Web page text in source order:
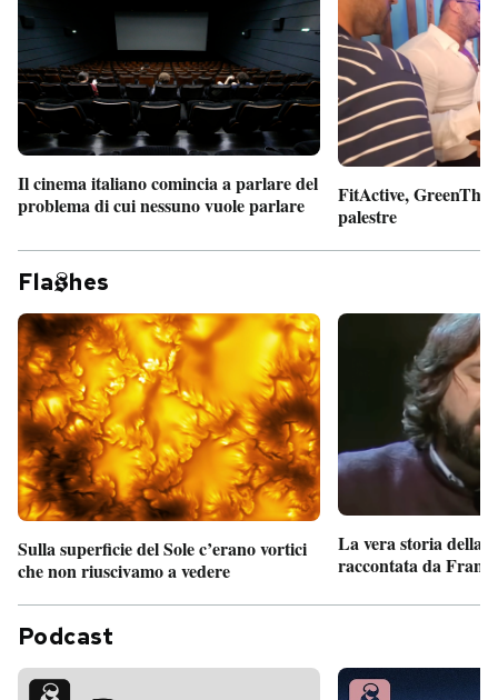
Il cinema italiano comincia a parlare del
problema di cui nessuno vuole parlare
FitActive,
palestre
Fla hes
Sulla superficie del Sole c’erano vortici
che non riuscivamo a vedere
La vera storia della
raccontata da
Podcast